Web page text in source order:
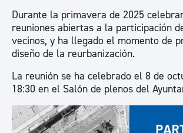
Durante la primavera de 2025
reuniones abiertas a la participación
vecinos, y ha llegado el momento de
diseño de la reurbanización.
La reunión se ha celebrado el 8 de
18:30 en el Salón de plenos del